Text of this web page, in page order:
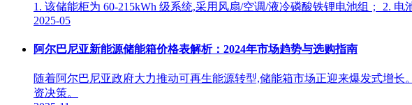
1. 该储能柜为 60-215kWh 级系统,采用风扇/空调/液冷磷酸铁锂电池组； 2.
2025-05
阿尔巴尼亚新能源储能箱价格表解析：2024年市场趋势与选购指南
随着阿尔巴尼亚政府大力推动可再生能源转型,储能箱市场正迎来爆发式增
资决策。